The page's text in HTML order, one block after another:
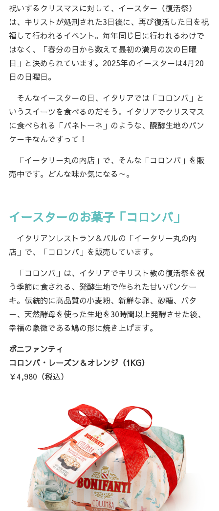
祝いするクリスマスに対して、イースター（復活祭）
は、キリストが処刑された3日後に、再び復活した日を祝
福して行われるイベント。毎年同じ日に行われるわけで
はなく、「春分の日から数えて最初の満月の次の日曜
日」と決められています。2025年のイースターは4月20
日の日曜日。
そんなイースターの日、イタリアでは「コロンバ」と
いうスイーツを食べるのだそう。イタリアでクリスマス
に食べられる「パネトーネ」のような、醗酵生地のパン
ケーキなんですって！
「イータリー丸の内店」で、そんな「コロンバ」を販
売中です。どんな味か気になる～。
イースターのお菓子「コロンバ」
イタリアンレストラン＆バルの「イータリー丸の内
店」で、「コロンバ」を販売しています。
「コロンバ」は、イタリアでキリスト教の復活祭を祝
う季節に食される、発酵生地で作られた甘いパンケー
キ。伝統的に高品質の小麦粉、新鮮な卵、砂糖、バタ
ー、天然酵母を使った生地を30時間以上発酵させた後、
幸福の象徴である鳩の形に焼き上げます。
ボニファンティ
コロンバ・レーズン＆オレンジ（1KG）
￥4,980（税込）